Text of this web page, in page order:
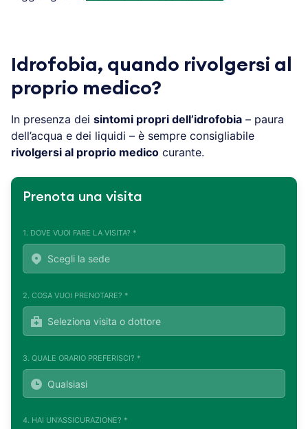
Idrofobia, quando rivolgersi al
proprio medico?
In presenza dei sintomi propri dell’idrofobia – paura
dell’acqua e dei liquidi – è sempre consigliabile
rivolgersi al proprio medico curante.
Prenota una visita
1. DOVE VUOI FARE LA VISITA? *
2. COSA VUOI PRENOTARE? *
3. QUALE ORARIO PREFERISCI? *
4. HAI UN'ASSICURAZIONE? *